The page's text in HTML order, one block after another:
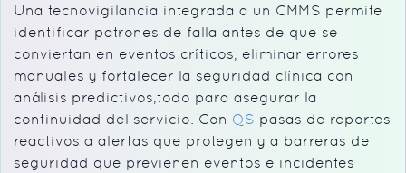
Una tecnovigilancia integrada a un CMMS permite
identificar patrones de falla antes de que se
conviertan en eventos críticos, eliminar errores
manuales y fortalecer la seguridad clínica con
análisis predictivos,todo para asegurar la
continuidad del servicio. Con QS pasas de reportes
reactivos a alertas que protegen y a barreras de
seguridad que previenen eventos e incidentes